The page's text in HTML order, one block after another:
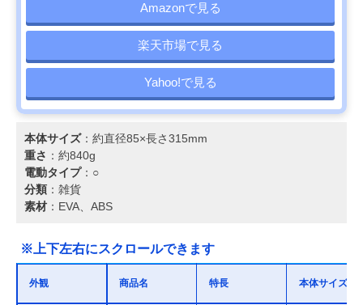
Amazonで見る
楽天市場で見る
Yahoo!で見る
本体サイズ：約直径85×長さ315mm
重さ ：約840g
電動タイプ：○
分類 ：雑貨
素材 ：EVA、ABS
※上下左右にスクロールできます
外観 商品名 特長 本体サイズ